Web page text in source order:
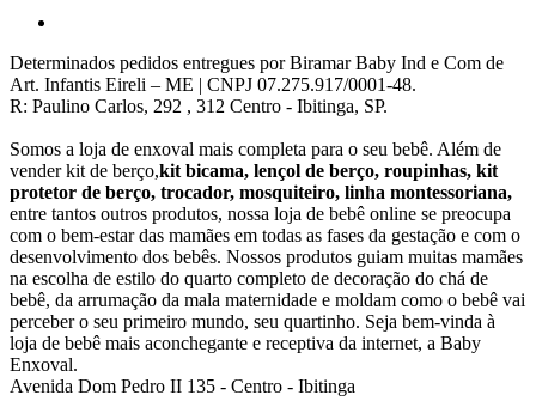
Determinados pedidos entregues por Biramar Baby Ind e Com de
Art. Infantis Eireli – ME | CNPJ 07.275.917/0001-48.
R: Paulino Carlos, 292 , 312 Centro - Ibitinga, SP.
Somos a loja de enxoval mais completa para o seu bebê. Além de
vender kit de berço,kit bicama, lençol de berço, roupinhas, kit
protetor de berço, trocador, mosquiteiro, linha montessoriana,
entre tantos outros produtos, nossa loja de bebê online se preocupa
com o bem-estar das mamães em todas as fases da gestação e com o
desenvolvimento dos bebês. Nossos produtos guiam muitas mamães
na escolha de estilo do quarto completo de decoração do chá de
bebê, da arrumação da mala maternidade e moldam como o bebê vai
perceber o seu primeiro mundo, seu quartinho. Seja bem-vinda à
loja de bebê mais aconchegante e receptiva da internet, a Baby
Enxoval.
Avenida Dom Pedro II 135 - Centro - Ibitinga